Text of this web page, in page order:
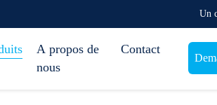
Un
A propos de
nous
Contact